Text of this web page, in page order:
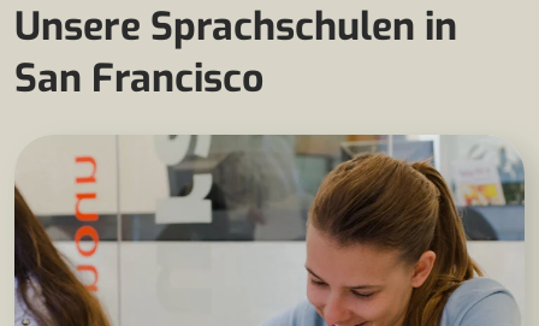
Unsere Sprachschulen in
San Francisco